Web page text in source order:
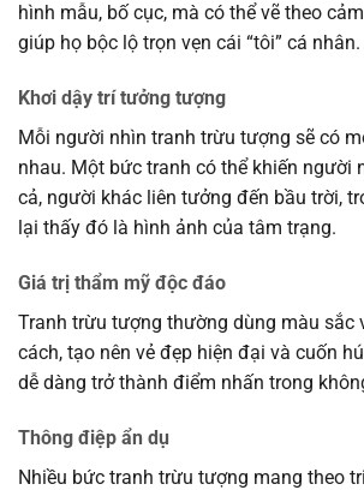
hình mẫu, bố cục, mà có thể vẽ theo
giúp họ bộc lộ trọn vẹn cái “tôi” cá nhân.
Khơi dậy trí tưởng tượng
Mỗi người nhìn tranh trừu tượng sẽ có
nhau. Một bức tranh có thể khiến người
cả, người khác liên tưởng đến bầu trời,
lại thấy đó là hình ảnh của tâm trạng.
Giá trị thẩm mỹ độc đáo
Tranh trừu tượng thường dùng màu sắc
cách, tạo nên vẻ đẹp hiện đại và cuốn
dễ dàng trở thành điểm nhấn trong
Thông điệp ẩn dụ
Nhiều bức tranh trừu tượng mang theo